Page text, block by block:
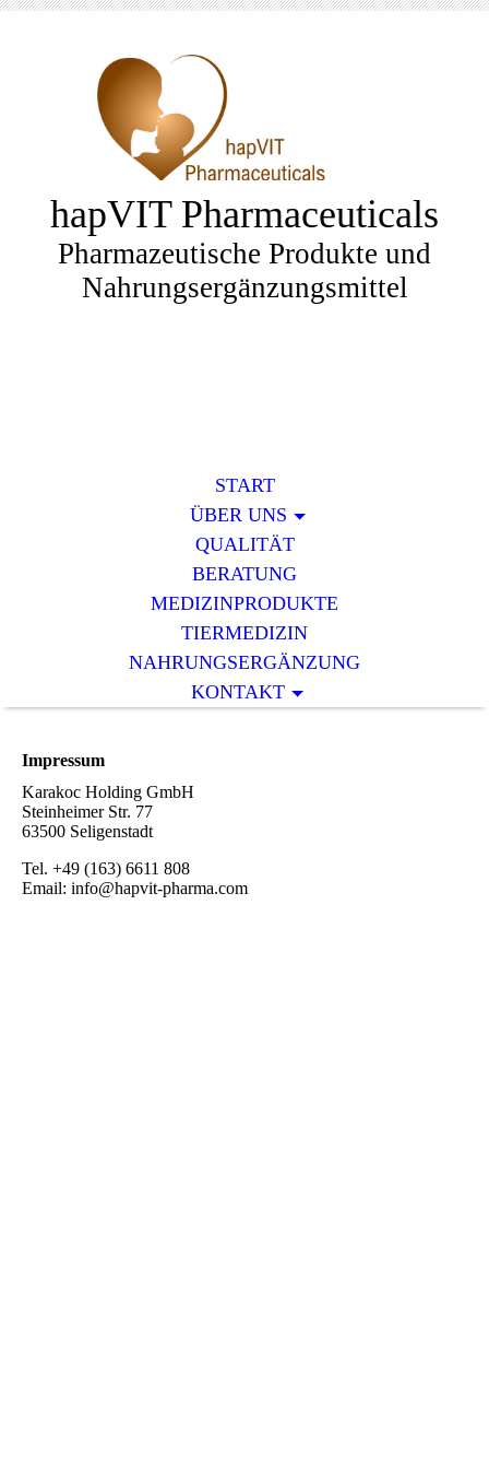
hapVIT Pharmaceuticals
Pharmazeutische Produkte und
Nahrungsergänzungsmittel
START
ÜBER UNS
QUALITÄT
BERATUNG
MEDIZINPRODUKTE
TIERMEDIZIN
NAHRUNGSERGÄNZUNG
KONTAKT
Impressum
Karakoc Holding GmbH
Steinheimer Str. 77
63500 Seligenstadt
Tel. +49 (163) 6611 808
Email: info@hapvit-pharma.com